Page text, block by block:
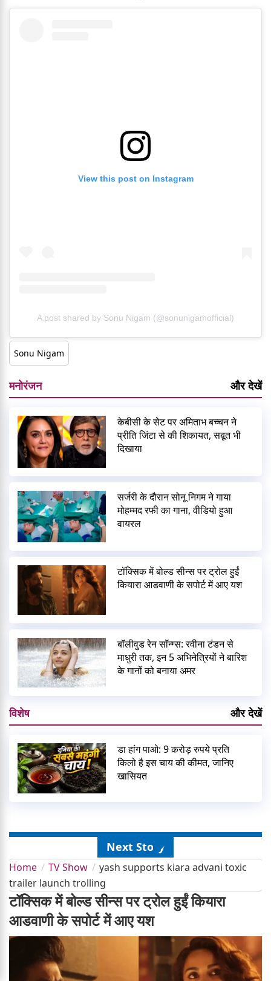
View this post on Instagram
A post shared by Sonu Nigam (@sonunigamofficial)
Sonu Nigam
मनोरंजन और देखें
केबीसी के सेट पर अमिताभ बच्चन ने
प्रीति जिंटा से की शिकायत, सबूत भी
दिखाया
सर्जरी के दौरान सोनू निगम ने गाया
मोहम्मद रफी का गाना, वीडियो हुआ
वायरल
टॉक्सिक में बोल्ड सीन्स पर ट्रोल हुईं
कियारा आडवाणी के सपोर्ट में आए यश
बॉलीवुड रेन सॉन्ग्स: रवीना टंडन से
माधुरी तक, इन 5 अभिनेत्रियों ने बारिश
के गानों को बनाया अमर
विशेष और देखें
डा हांग पाओ: 9 करोड़ रुपये प्रति
किलो है इस चाय की कीमत, जानिए
खासियत
Next Story
Home TV Show
yash supports kiara advani toxic
trailer launch trolling
टॉक्सिक में बोल्ड सीन्स पर ट्रोल हुईं कियारा
आडवाणी के सपोर्ट में आए यश